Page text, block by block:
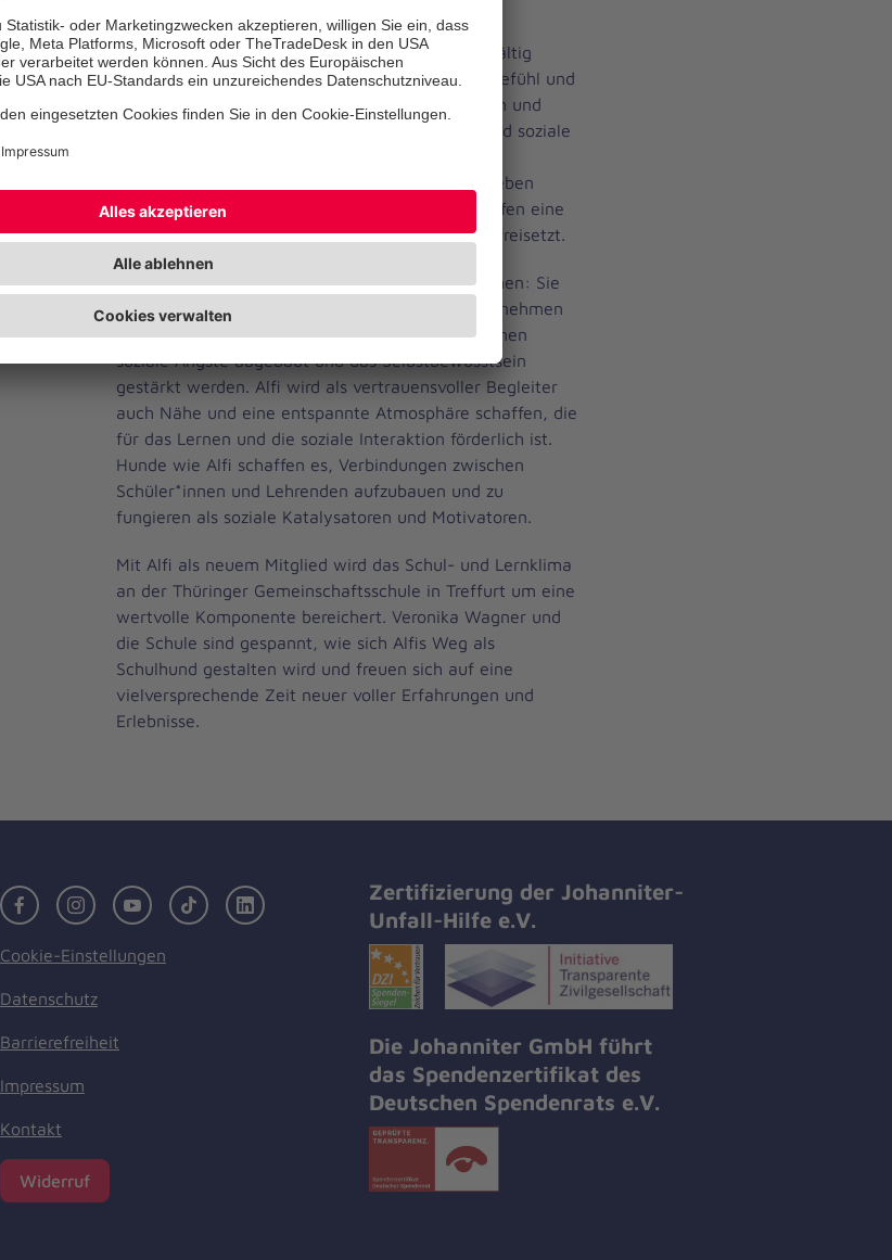
Die positiven Effekte von Schulhunden sind vielfältig
belegt. Sie helfen Schüler*innen, ihr Selbstwertgefühl und
ihre Persönlichkeit zu stärken, die Lernmotivation und
Konzentration zu steigern und die emotionale und soziale
Reduzierung von Stress und Schulängsten bei, geben
Einsamkeit und Isolation keine Chance und schaffen eine
Atmosphäre, die das Wohlfühlhormon Oxytocin freisetzt.
Schulhunde erfüllen auch pädagogische Funktionen: Sie
fördern den respektvollen Umgang und das Übernehmen
von Verantwortung. Durch ihre Anwesenheit können
soziale Ängste abgebaut und das Selbstbewusstsein
gestärkt werden. Alfi wird als vertrauensvoller Begleiter
auch Nähe und eine entspannte Atmosphäre schaffen, die
für das Lernen und die soziale Interaktion förderlich ist.
Hunde wie Alfi schaffen es, Verbindungen zwischen
Schüler*innen und Lehrenden aufzubauen und zu
fungieren als soziale Katalysatoren und Motivatoren.
Mit Alfi als neuem Mitglied wird das Schul- und Lernklima
an der Thüringer Gemeinschaftsschule in Treffurt um eine
wertvolle Komponente bereichert. Veronika Wagner und
die Schule sind gespannt, wie sich Alfis Weg als
Schulhund gestalten wird und freuen sich auf eine
vielversprechende Zeit neuer voller Erfahrungen und
Erlebnisse.
FacebookInstagramYoutubeTikTok LinkedIn
Cookie-Einstellungen
Datenschutz
Barrierefreiheit
Impressum
Kontakt
Widerruf
Zertifizierung der Johanniter-
Unfall-Hilfe e.V.
Die Johanniter GmbH führt
das Spendenzertifikat des
Deutschen Spendenrats e.V.